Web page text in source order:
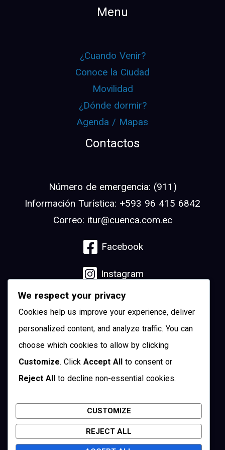
Menu
¿Cuando Venir?
Conoce la Ciudad
Movilidad
¿Dónde dormir?
Agenda / Mapas
Contactos
Número de emergencia: (911)
Información Turística: +593 96 415 6842
Correo: itur@cuenca.com.ec
Facebook
Instagram
Linkedin
YouTube
Twitter
Cuenca, Ecuador
We respect your privacy
Cookies help us improve your experience, deliver
personalized content, and analyze traffic. You can
choose which cookies to allow by clicking
Customize. Click Accept All
to consent or
Reject All
to decline non-essential cookies.
CUSTOMIZE
REJECT ALL